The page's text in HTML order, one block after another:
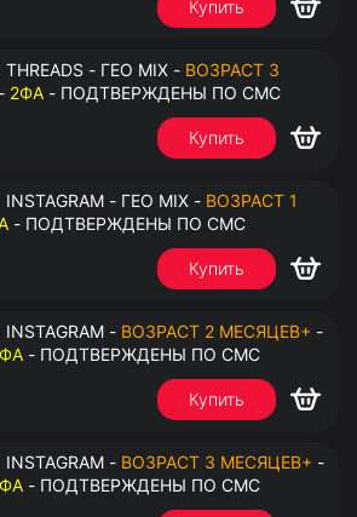
Купить
- ГЕО MIX - ВОЗРАСТ 3
- 2ФА - ПОДТВЕРЖДЕНЫ ПО СМС
Купить
- ГЕО MIX - ВОЗРАСТ 1
- ПОДТВЕРЖДЕНЫ ПО СМС
Купить
- ВОЗРАСТ 2 МЕСЯЦЕВ+ -
- ПОДТВЕРЖДЕНЫ ПО СМС
Купить
- ВОЗРАСТ 3 МЕСЯЦЕВ+ -
- ПОДТВЕРЖДЕНЫ ПО СМС